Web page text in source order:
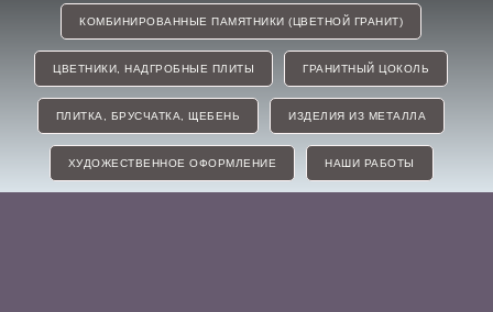
КОМБИНИРОВАННЫЕ ПАМЯТНИКИ (ЦВЕТНОЙ ГРАНИТ)
ЦВЕТНИКИ, НАДГРОБНЫЕ ПЛИТЫ ГРАНИТНЫЙ ЦОКОЛЬ
ПЛИТКА, БРУСЧАТКА, ЩЕБЕНЬ ИЗДЕЛИЯ ИЗ МЕТАЛЛА
ХУДОЖЕСТВЕННОЕ ОФОРМЛЕНИЕ НАШИ РАБОТЫ